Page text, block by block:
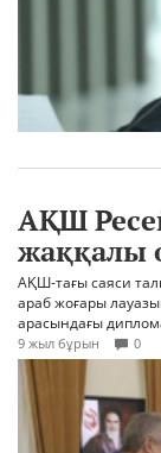
АҚШ
жаққалы
АҚШ-тағы саяси
араб жоғары
арасындағы
9 жыл бұрын 0